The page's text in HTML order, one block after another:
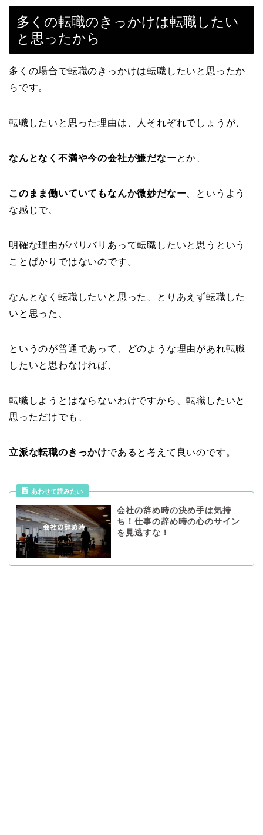
多くの転職のきっかけは転職したい
と思ったから
多くの場合で転職のきっかけは転職したいと思ったか
らです。
転職したいと思った理由は、人それぞれでしょうが、
なんとなく不満や今の会社が嫌だなーとか、
このまま働いていてもなんか微妙だなー、というよう
な感じで、
明確な理由がバリバリあって転職したいと思うという
ことばかりではないのです。
なんとなく転職したいと思った、とりあえず転職した
いと思った、
というのが普通であって、どのような理由があれ転職
したいと思わなければ、
転職しようとはならないわけですから、転職したいと
思っただけでも、
立派な転職のきっかけであると考えて良いのです。
あわせて読みたい
会社の辞め時の決め手は気持
ち！仕事の辞め時の心のサイン
を見逃すな！